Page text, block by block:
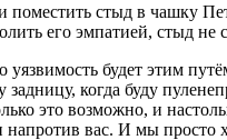
поместить стыд в чашку
его эмпатией, стыд
будет этим
задницу, когда буду
это возможно, и
вас. И мы просто